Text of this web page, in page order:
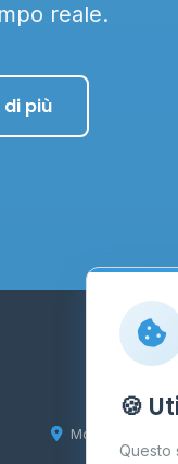
reale.
più
Molise
🍪
Questo